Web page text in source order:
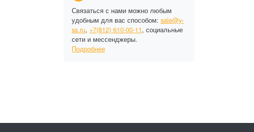
Связаться с нами можно любым
удобным для вас способом: sale@y-
ss.ru, +7(812) 610-00-11, социальные
сети и мессенджеры.
Подробнее